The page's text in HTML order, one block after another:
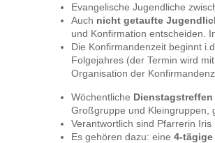
Evangelische Jugendliche
Auch nicht getaufte
und Konfirmation entscheiden.
Die Konfirmandenzeit beginnt
Folgejahres (der Termin wird
Organisation der
Wöchentliche Dienstagstreffen
Großgruppe und Kleingruppen,
Verantwortlich sind Pfarrerin
Es gehören dazu: eine 4-